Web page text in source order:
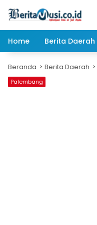
Home
Berita Daerah
Beranda Berita Daerah
Palembang